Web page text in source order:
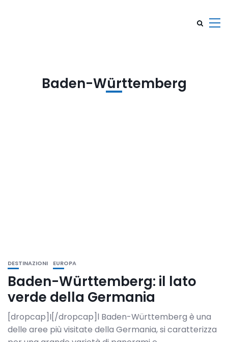
Baden-Württemberg
DESTINAZIONI EUROPA
Baden-Württemberg: il lato
verde della Germania
[dropcap]I[/dropcap]l Baden-Württemberg è una
delle aree più visitate della Germania, si caratterizza